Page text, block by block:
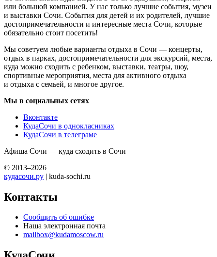
или большой компанией. У нас только лучшие события, музеи
и выставки Сочи. События для детей и их родителей, лучшие
достопримечательности и интересные места Сочи, которые
обязательно стоит посетить!
Мы советуем любые варианты отдыха в Сочи — концерты,
отдых в парках, достопримечательности для экскурсий, места,
куда можно сходить с ребенком, выставки, театры, шоу,
спортивные мероприятия, места для активного отдыха
и отдыха с семьей, и многое другое.
Мы в социальных сетях
Вконтакте
КудаСочи в однокласниках
КудаСочи в телеграме
Афиша Сочи — куда сходить в Сочи
© 2013–2026
кудасочи.ру | kuda-sochi.ru
Контакты
Сообщить об ошибке
Наша электронная почта
mailbox@kudamoscow.ru